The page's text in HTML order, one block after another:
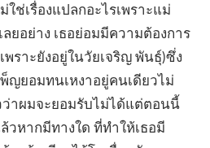
ใช่เรื่องแปลกอะไรเพราะแม่
ยอย่าง เธอย่อมมีความต้องการ
พราะยังอยู่ในวัยเจริญ พันธุ์)ซึ่ง
ญยอมทนเหงาอยู่คนเดียวไม่
ว่าผมจะยอมรับไม่ได้แต่ตอนนี้
หากมีทางใด ที่ทำให้เธอมี